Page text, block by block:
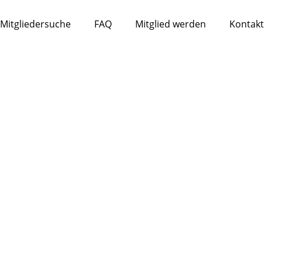
Mitgliedersuche FAQ Mitglied werden Kontakt